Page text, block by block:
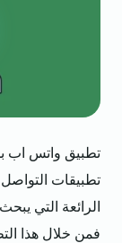
تطبيقات
الرائعة التي
فمن خلال هذا